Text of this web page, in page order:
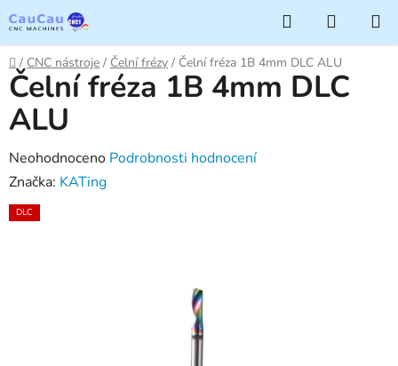
na
obsah
Hledat
KOŠÍK
Domů
/ CNC nástroje / Čelní frézy / Čelní fréza 1B 4mm DLC ALU
Čelní fréza 1B 4mm DLC
ALU
Průměrné
hodnocení
produktu
Neohodnoceno Podrobnosti hodnocení
Značka: KATing
DLC